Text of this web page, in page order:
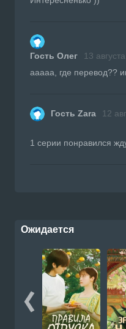
Гость Олег 13
ааааа, где перевод??
Гость Zara 12
1 серии понравился
Ожидается